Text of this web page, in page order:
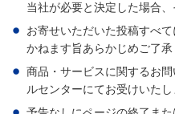
当社が必要と決定した場合
お寄せいただいた投稿すべ
かねます旨あらかじめご了承
商品・サービスに関するお
ルセンターにてお受けいたし